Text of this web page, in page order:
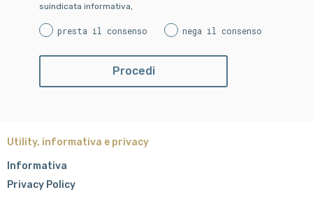
suindicata informativa,
presta il consenso nega il consenso
Utility, informativa e privacy
Informativa
Privacy Policy